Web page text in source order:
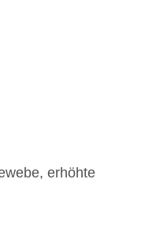
erhöhte